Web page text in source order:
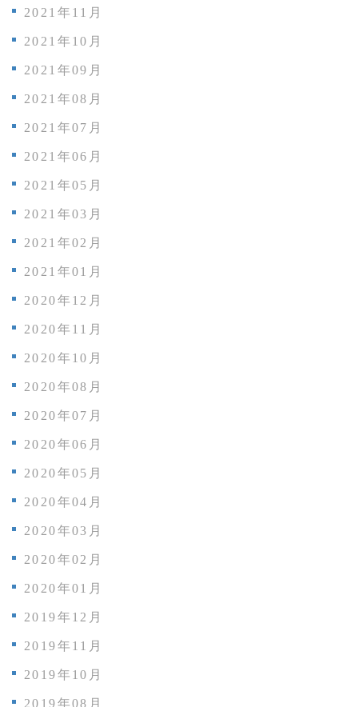
2021年11月
2021年10月
2021年09月
2021年08月
2021年07月
2021年06月
2021年05月
2021年03月
2021年02月
2021年01月
2020年12月
2020年11月
2020年10月
2020年08月
2020年07月
2020年06月
2020年05月
2020年04月
2020年03月
2020年02月
2020年01月
2019年12月
2019年11月
2019年10月
2019年08月